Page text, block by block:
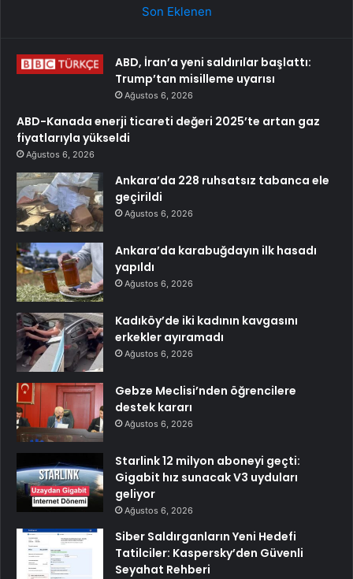
Son Eklenen
ABD, İran’a yeni saldırılar başlattı:
Trump’tan misilleme uyarısı
Ağustos 6, 2026
ABD-Kanada enerji ticareti değeri 2025’te artan gaz
fiyatlarıyla yükseldi
Ağustos 6, 2026
Ankara’da 228 ruhsatsız tabanca ele
geçirildi
Ağustos 6, 2026
Ankara’da karabuğdayın ilk hasadı
yapıldı
Ağustos 6, 2026
Kadıköy’de iki kadının kavgasını
erkekler ayıramadı
Ağustos 6, 2026
Gebze Meclisi’nden öğrencilere
destek kararı
Ağustos 6, 2026
Starlink 12 milyon aboneyi geçti:
Gigabit hız sunacak V3 uyduları
geliyor
Ağustos 6, 2026
Siber Saldırganların Yeni Hedefi
Tatilciler: Kaspersky’den Güvenli
Seyahat Rehberi